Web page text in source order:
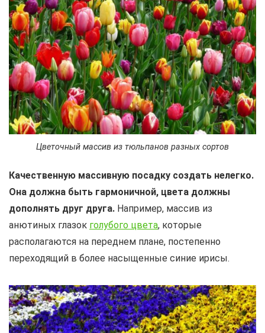
Цветочный массив из тюльпанов разных сортов
Качественную массивную посадку создать нелегко.
Она должна быть гармоничной, цвета должны
дополнять друг друга. Например, массив из
анютиных глазок голубого цвета, которые
располагаются на переднем плане, постепенно
переходящий в более насыщенные синие ирисы.